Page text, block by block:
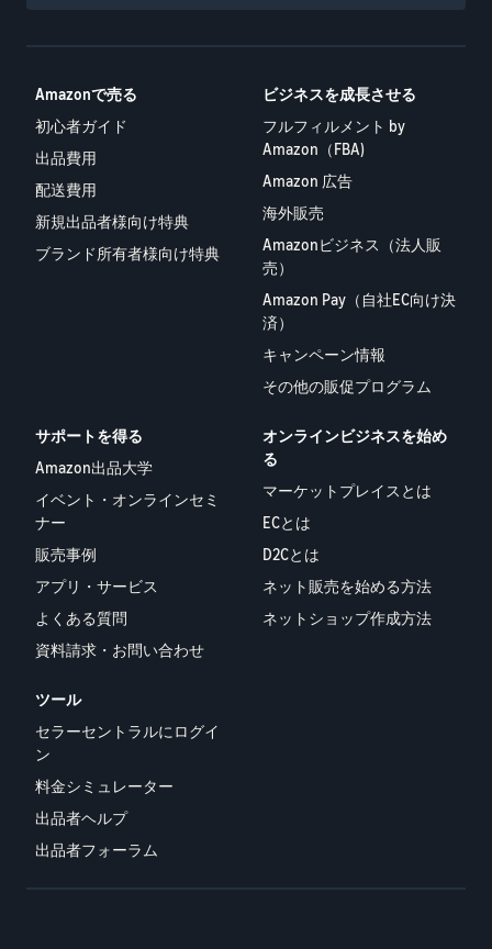
Amazonで売る
初心者ガイド
出品費用
配送費用
新規出品者様向け特典
ブランド所有者様向け特典
ビジネスを成長させる
フルフィルメント by
Amazon（FBA)
Amazon 広告
海外販売
Amazonビジネス（法人販
売）
Amazon Pay（自社EC向け決
済）
キャンペーン情報
その他の販促プログラム
サポートを得る
Amazon出品大学
イベント・オンラインセミ
ナー
販売事例
アプリ・サービス
よくある質問
資料請求・お問い合わせ
オンラインビジネスを始め
る
マーケットプレイスとは
ECとは
D2Cとは
ネット販売を始める方法
ネットショップ作成方法
ツール
セラーセントラルにログイ
ン
料金シミュレーター
出品者ヘルプ
出品者フォーラム